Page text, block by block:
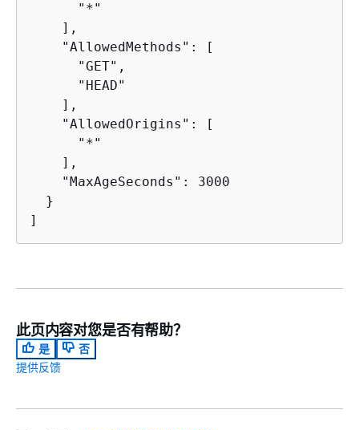
      "*"
    ],
    "AllowedMethods": [
      "GET",
      "HEAD"
    ],
    "AllowedOrigins": [
      "*"
    ],
    "MaxAgeSeconds": 3000
  }
]
此页内容对您是否有帮助？
是
否
提供反馈